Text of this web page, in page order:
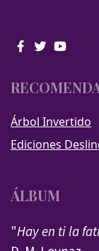
Árbol Invertido
Ediciones
ÁLBUM
"Hay en ti la